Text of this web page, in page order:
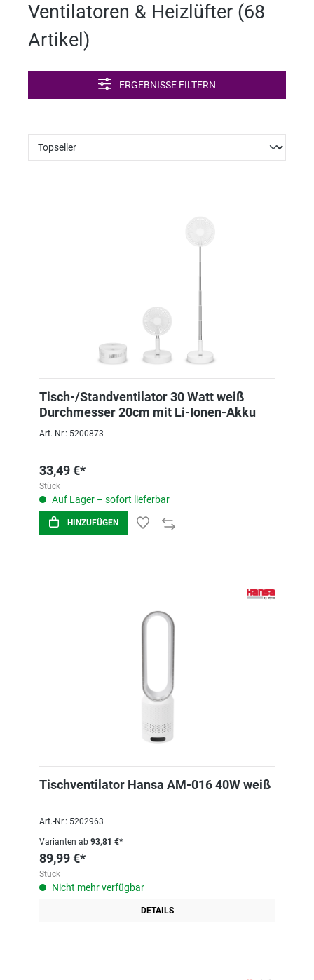
Ventilatoren & Heizlüfter (68
Artikel )
ERGEBNISSE FILTERN
Tisch-/Standventilator 30 Watt weiß
Durchmesser 20cm mit Li-Ionen-Akku
Art.-Nr.: 5200873
33,49 €*
Stück
Auf Lager – sofort lieferbar
HINZUFÜGEN
Tischventilator Hansa AM-016 40W weiß
Art.-Nr.: 5202963
Varianten ab 93,81 €*
89,99 €*
Stück
Nicht mehr verfügbar
DETAILS